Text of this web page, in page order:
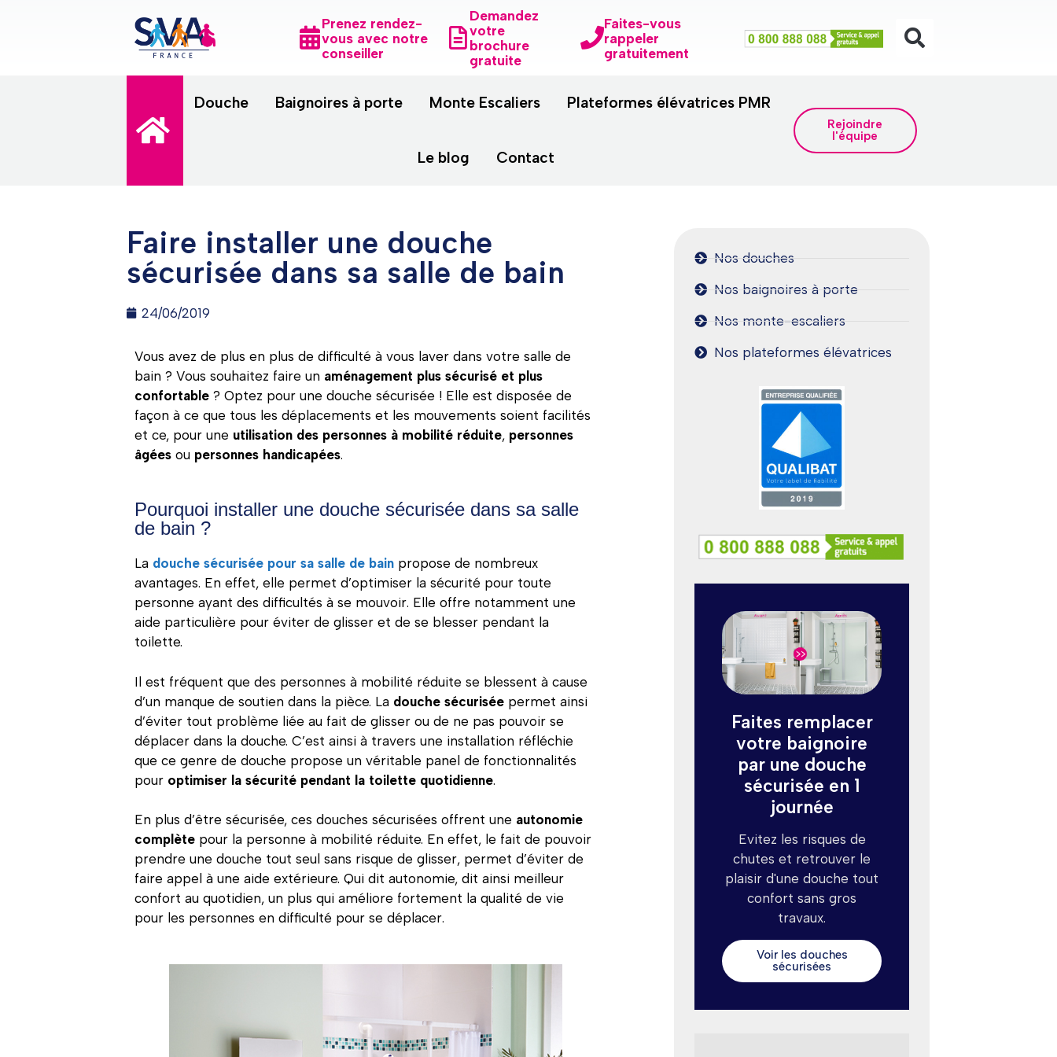
Prenez rendez-
vous avec notre
conseiller
Demandez
votre
brochure
gratuite
Faites-vous
rappeler
gratuitement
Douche Baignoires à porte Monte Escaliers Plateformes élévatrices PMR
Le blog Contact
Rejoindre
l'équipe
Faire installer une douche
sécurisée dans sa salle de bain
24/06/2019
Vous avez de plus en plus de difficulté à vous laver dans votre salle de
bain ? Vous souhaitez faire un aménagement plus sécurisé et plus
confortable ? Optez pour une douche sécurisée ! Elle est disposée de
façon à ce que tous les déplacements et les mouvements soient facilités
et ce, pour une utilisation des personnes à mobilité réduite, personnes
âgées ou personnes handicapées.
Pourquoi installer une douche sécurisée dans sa salle
de bain ?
La douche sécurisée pour sa salle de bain propose de nombreux
avantages. En effet, elle permet d’optimiser la sécurité pour toute
personne ayant des difficultés à se mouvoir. Elle offre notamment une
aide particulière pour éviter de glisser et de se blesser pendant la
toilette.
Il est fréquent que des personnes à mobilité réduite se blessent à cause
d’un manque de soutien dans la pièce. La douche sécurisée permet ainsi
d’éviter tout problème liée au fait de glisser ou de ne pas pouvoir se
déplacer dans la douche. C’est ainsi à travers une installation réfléchie
que ce genre de douche propose un véritable panel de fonctionnalités
pour optimiser la sécurité pendant la toilette quotidienne.
En plus d’être sécurisée, ces douches sécurisées offrent une autonomie
complète pour la personne à mobilité réduite. En effet, le fait de pouvoir
prendre une douche tout seul sans risque de glisser, permet d’éviter de
faire appel à une aide extérieure. Qui dit autonomie, dit ainsi meilleur
confort au quotidien, un plus qui améliore fortement la qualité de vie
pour les personnes en difficulté pour se déplacer.
Nos douches
Nos baignoires à porte
Nos monte-escaliers
Nos plateformes élévatrices
Faites remplacer
votre baignoire
par une douche
sécurisée en 1
journée
Evitez les risques de
chutes et retrouver le
plaisir d'une douche tout
confort sans gros
travaux.
Voir les douches
sécurisées